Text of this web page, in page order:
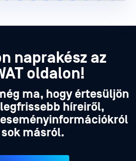
naprakész az
oldalon!
ma, hogy értesüljön
híreiről,
sok másról.